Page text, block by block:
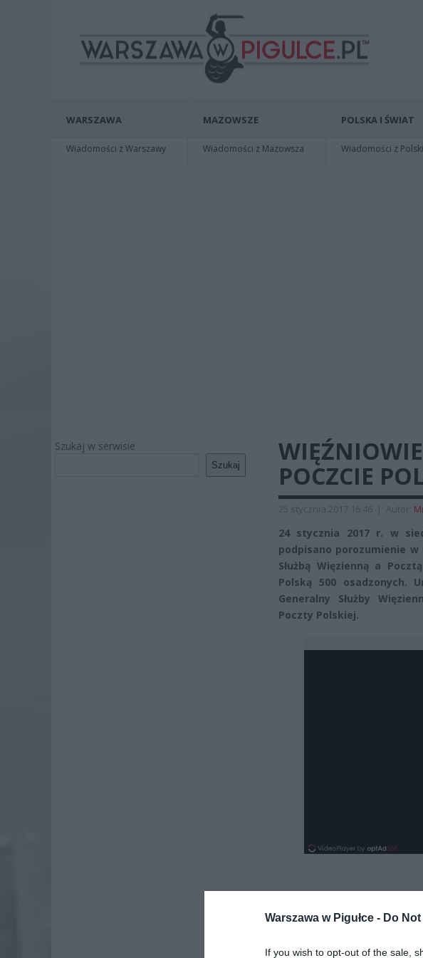
Warszawa w Pigułce - Do
If you wish to opt-out of the sale,
WARSZAWA
Wiadomości z Warszawy
MAZOWSZE
Wiadomości z Mazowsza
POLSKA I ŚWIAT
Wiadomości z
Szukaj w serwisie
Szukaj
POCZCIE
25 stycznia 2017 16:46 | Autor:
24 stycznia 2017 r. w
podpisano porozumienie
Służbą Więzienną a
Polską 500 osadzonych.
Generalny Służby
Poczty Polskiej.
Dodaj nas do